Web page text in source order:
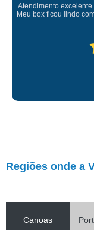
Atendimento
Meu box ficou lindo
Regiões onde a
Canoas